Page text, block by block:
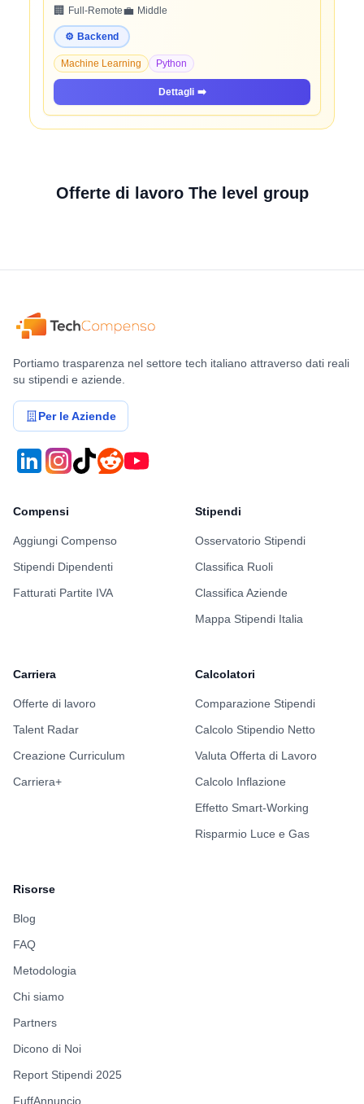
🏢 Full-Remote💼 Middle
⚙️ Backend
Machine Learning Python
Dettagli ➡️
Offerte di lavoro The level group
Portiamo trasparenza nel settore tech italiano attraverso dati reali
su stipendi e aziende.
Per le Aziende
Compensi
Aggiungi Compenso
Stipendi Dipendenti
Fatturati Partite IVA
Stipendi
Osservatorio Stipendi
Classifica Ruoli
Classifica Aziende
Mappa Stipendi Italia
Carriera
Offerte di lavoro
Talent Radar
Creazione Curriculum
Carriera+
Calcolatori
Comparazione Stipendi
Calcolo Stipendio Netto
Valuta Offerta di Lavoro
Calcolo Inflazione
Effetto Smart-Working
Risparmio Luce e Gas
Risorse
Blog
FAQ
Metodologia
Chi siamo
Partners
Dicono di Noi
Report Stipendi 2025
FuffAnnuncio